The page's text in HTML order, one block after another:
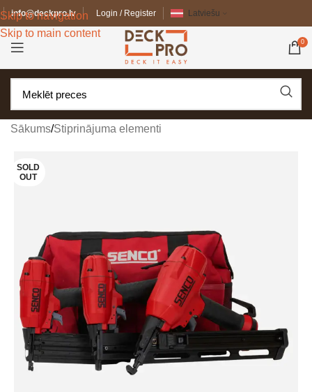
Skip to navigation
Skip to main content
info@deckpro.lv Login / Register Latviešu
0
Sākums/Stiprinājuma elementi
SOLD
OUT